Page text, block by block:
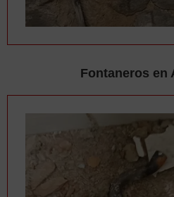
Fontaneros en